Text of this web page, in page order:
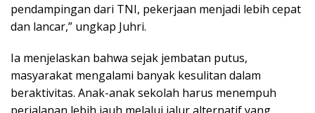
pendampingan dari TNI, pekerjaan menjadi lebih cepat
dan lancar,” ungkap Juhri.
Ia menjelaskan bahwa sejak jembatan putus,
masyarakat mengalami banyak kesulitan dalam
beraktivitas. Anak-anak sekolah harus menempuh